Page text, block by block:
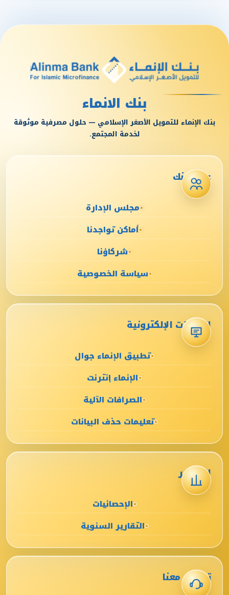
بنك الانماء
بنك الإنماء للتمويل الأصغر الإسلامي — حلول مصرفية موثوقة
لخدمة المجتمع.
عن البنك
مجلس الإدارة
أماكن تواجدنا
شركاؤنا
سياسة الخصوصية
الخدمات الإلكترونية
تطبيق الإنماء جوال
الإنماء إنترنت
الصرافات الآلية
تعليمات حذف البيانات
التقارير
الإحصائيات
التقارير السنوية
تواصل معنا